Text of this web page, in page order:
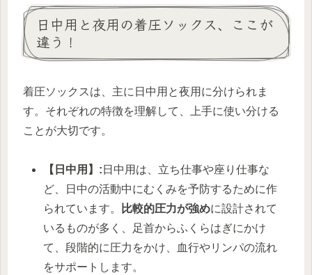
日中用と夜用の着圧ソックス、ここが
違う！
着圧ソックスは、主に日中用と夜用に分けられま
す。それぞれの特徴を理解して、上手に使い分ける
ことが大切です。
【日中用】: 日中用は、立ち仕事や座り仕事な
ど、日中の活動中にむくみを予防するために作
られています。
比較的圧力が強めに設計されて
いるものが多く、足首からふくらはぎにかけ
て、段階的に圧力をかけ、血行やリンパの流れ
をサポートします。